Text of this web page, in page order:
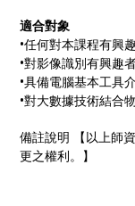
適合對象
•任何對本課程有興
•對影像識別有興趣
•具備電腦基本工具
•對大數據技術結合
備註說明 【以上師
更之權利。】